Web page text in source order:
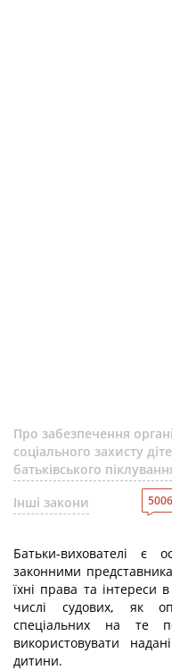
Про забезпечення
соціального захисту
батьківського
Інші закони
5006
Батьки-вихователі є
законними
їхні права та інтереси
числі судових, як
спеціальних на те
використовувати
дитини.